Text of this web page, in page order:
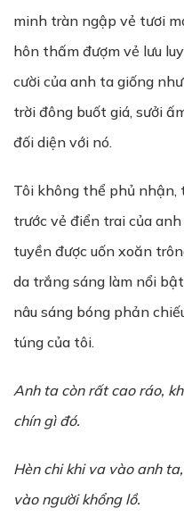
minh tràn ngập vẻ tươi
hôn thấm đượm vẻ lưu
cười của anh ta giống
trời đông buốt giá, sưởi
đối diện với nó.
Tôi không thể phủ nhận,
trước vẻ điển trai của
tuyền được uốn xoăn
da trắng sáng làm nổi
nâu sáng bóng phản
túng của tôi.
Anh ta còn rất cao ráo,
chín gì đó.
Hèn chi khi va vào anh
vào người khổng lồ.